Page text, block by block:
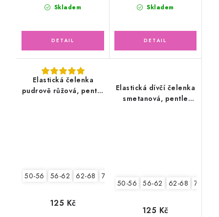
Skladem Skladem
Elastická čelenka
pudrově růžová, pentle
50-56 56-62 62-68 74-86
125 Kč
Elastická dívčí čelenka
smetanová, pentle
50-56 56-62 62-68 74-86
125 Kč